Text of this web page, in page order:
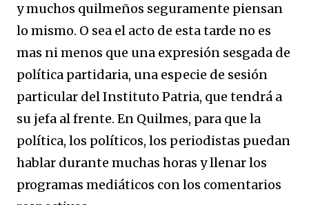
y muchos quilmeños seguramente piensan
lo mismo. O sea el acto de esta tarde no es
mas ni menos que una expresión sesgada de
política partidaria, una especie de sesión
particular del Instituto Patria, que tendrá a
su jefa al frente. En Quilmes, para que la
política, los políticos, los periodistas puedan
hablar durante muchas horas y llenar los
programas mediáticos con los comentarios